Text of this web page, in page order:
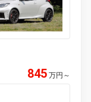
845 万円 ～